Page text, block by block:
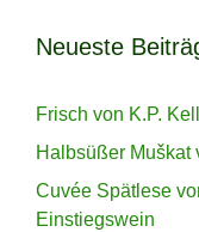
Neueste
Frisch von K.P.
Halbsüßer Muškat
Cuvée Spätlese
Einstiegswein